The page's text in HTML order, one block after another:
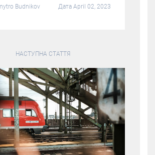
Budnikov Дата April 02, 2023
НАСТУПНА СТАТТЯ